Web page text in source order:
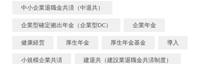
中小企業退職金共済（中退共）
企業型確定拠出年金（企業型DC） 企業年金
健康経営 厚生年金 厚生年金基金 導入
小規模企業共済 建退共（建設業退職金共済制度）